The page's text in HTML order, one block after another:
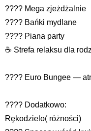
???? Mega zjeżdżalnie
???? Bańki mydlane
???? Piana party
☕ Strefa relaksu dla
???? Euro Bungee —
???? Dodatkowo:
Rękodzielo( różności)